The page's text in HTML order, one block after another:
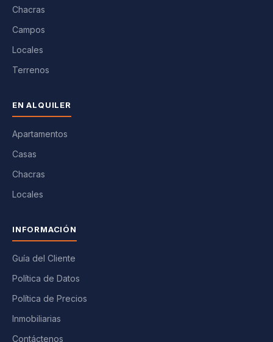
Chacras
Campos
Locales
Terrenos
EN ALQUILER
Apartamentos
Casas
Chacras
Locales
INFORMACIÓN
Guía del Cliente
Política de Datos
Política de Precios
Inmobiliarias
Contáctenos